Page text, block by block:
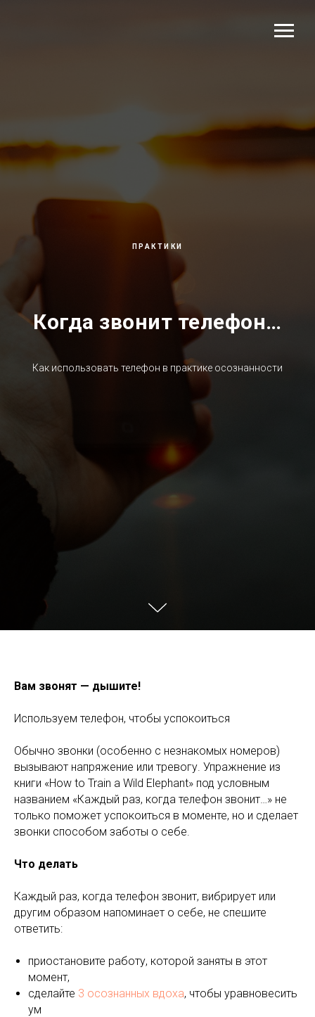
ПРАКТИКИ
Когда звонит телефон…
Как использовать телефон в практике осознанности
Вам звонят — дышите!
Используем телефон, чтобы успокоиться
Обычно звонки (особенно с незнакомых номеров)
вызывают напряжение или тревогу. Упражнение из
книги «How to Train a Wild Elephant» под условным
названием «Каждый раз, когда телефон звонит…» не
только поможет успокоиться в моменте, но и сделает
звонки способом заботы о себе.
Что делать
Каждый раз, когда телефон звонит, вибрирует или
другим образом напоминает о себе, не спешите
ответить:
приостановите работу, которой заняты в этот
момент,
сделайте 3 осознанных вдоха, чтобы уравновесить
ум